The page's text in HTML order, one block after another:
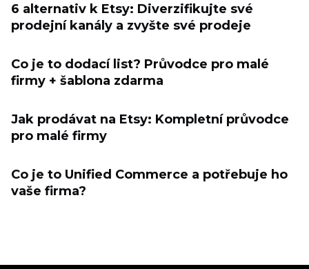
6 alternativ k Etsy: Diverzifikujte své
prodejní kanály a zvyšte své prodeje
Co je to dodací list? Průvodce pro malé
firmy + šablona zdarma
Jak prodávat na Etsy: Kompletní průvodce
pro malé firmy
Co je to Unified Commerce a potřebuje ho
vaše firma?